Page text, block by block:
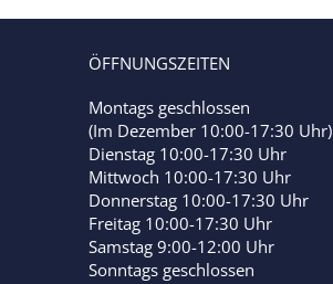
ÖFFNUNGSZEITEN
Montags geschlossen
(Im Dezember 10:00-17:30 Uhr)
Dienstag 10:00-17:30 Uhr
Mittwoch 10:00-17:30 Uhr
Donnerstag 10:00-17:30 Uhr
Freitag 10:00-17:30 Uhr
Samstag 9:00-12:00 Uhr
Sonntags geschlossen